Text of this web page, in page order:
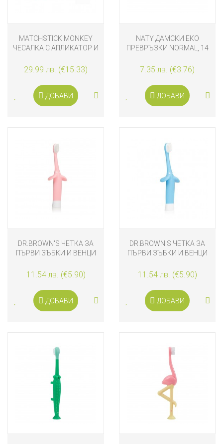
MATCHSTICK MONKEY
ЧЕСАЛКА С АПЛИКАТОР И
РОЗОВА
29.99 лв. (€15.33)
ДОБАВИ
NATY ДАМСКИ ЕКО
ПРЕВРЪЗКИ NORMAL, 14
7.35 лв. (€3.76)
ДОБАВИ
DR.BROWN'S ЧЕТКА ЗА
ПЪРВИ ЗЪБКИ И ВЕНЦИ
11.54 лв. (€5.90)
ДОБАВИ
DR.BROWN'S ЧЕТКА ЗА
ПЪРВИ ЗЪБКИ И ВЕНЦИ
11.54 лв. (€5.90)
ДОБАВИ